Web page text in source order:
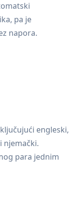
pa je
napora.
engleski,
njemački.
para jednim